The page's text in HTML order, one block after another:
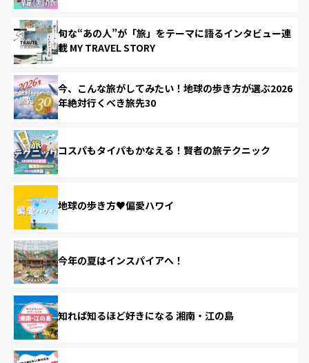
旬な“あの人”が「旅」をテーマに語るインタビュー連
載 MY TRAVEL STORY
今、こんな旅がしてみたい！地球の歩き方が選ぶ2026
年絶対行くべき旅先30
コスパもタイパもかなえる！賢者の旅テクニック
地球の歩き方♥偏愛ハワイ
今年の夏はインスパイアへ！
知れば知るほど好きになる 湘南・江の島